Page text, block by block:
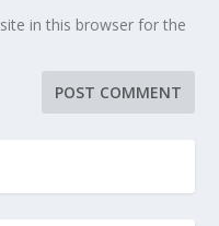
in this browser for the